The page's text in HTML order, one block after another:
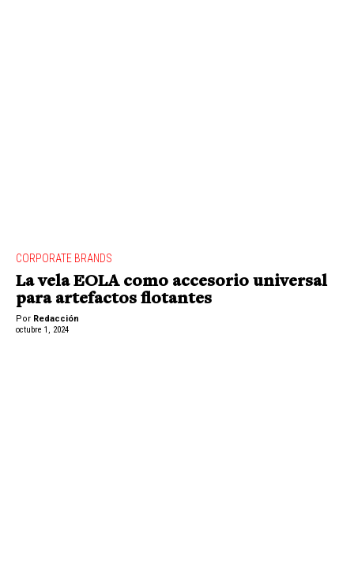
CORPORATE BRANDS
La vela EOLA como accesorio universal
para artefactos flotantes
Por Redacción
octubre 1, 2024